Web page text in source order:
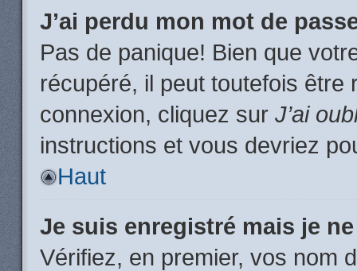
J’ai perdu mon mot de
Pas de panique! Bien que
récupéré, il peut toutefois être
connexion, cliquez sur J’ai
instructions et vous devriez
Haut
Je suis enregistré mais je
Vérifiez, en premier, vos nom